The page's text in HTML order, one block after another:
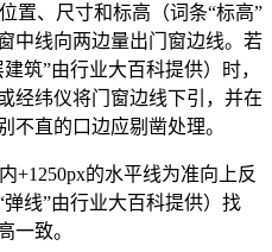
置、尺寸和标高（词条“标高”
中线向两边量出门窗边线。若
筑”由行业大百科提供）时，
经纬仪将门窗边线下引，并在
不直的口边应剔凿处理。
+1250px的水平线为准向上反
线”由行业大百科提供）找
一致。